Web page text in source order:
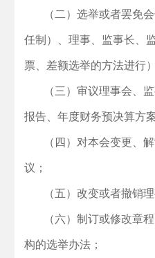
（二）选举或者罢免
任制）、理事、监事长、
票、差额选举的方法进行）
（三）审议理事会、
报告、年度财务预决算方案
（四）对本会变更、
议；
（五）改变或者撤销
（六）制订或修改章
构的选举办法；